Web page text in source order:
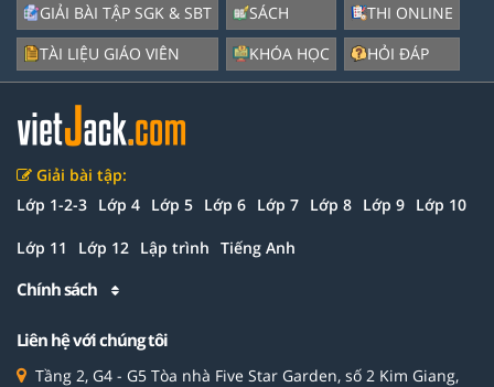
GIẢI BÀI TẬP SGK & SBT
TÀI LIỆU GIÁO VIÊN
SÁCH
KHÓA HỌC
THI ONLINE
HỎI ĐÁP
Giải bài tập:
Lớp 1-2-3 Lớp 4 Lớp 5 Lớp 6 Lớp 7 Lớp 8 Lớp 9 Lớp 10
Lớp 11 Lớp 12 Lập trình Tiếng Anh
Chính sách
Liên hệ với chúng tôi
Tầng 2, G4 - G5 Tòa nhà Five Star Garden, số 2 Kim Giang,